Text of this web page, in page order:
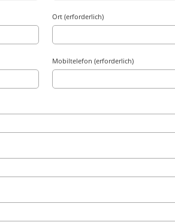
Ort (erforderlich)
Mobiltelefon (erforderlich)